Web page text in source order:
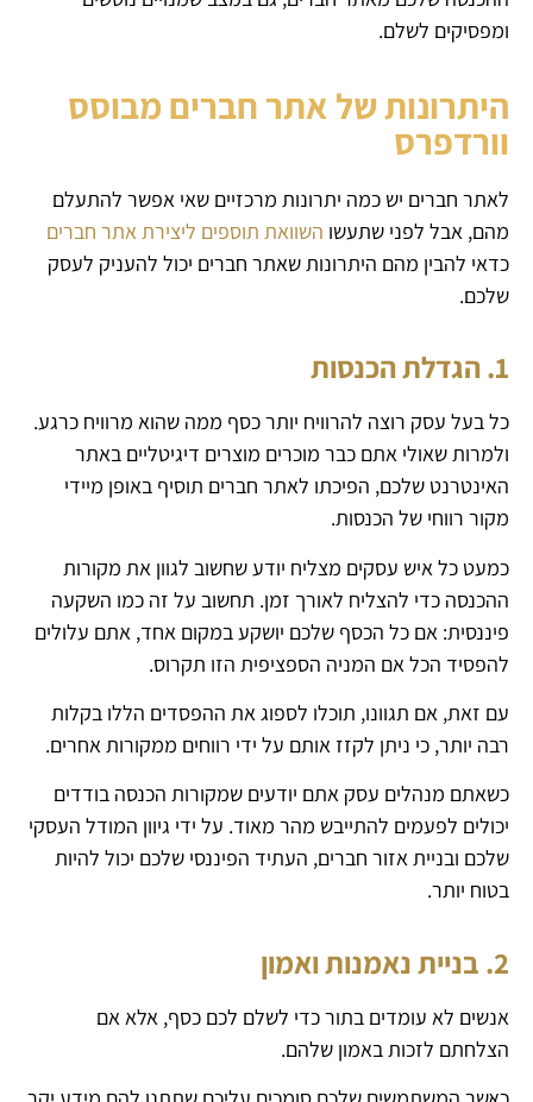
ומפסיקים לשלם.
היתרונות של אתר חברים מבוסס
וורדפרס
לאתר חברים יש כמה יתרונות מרכזיים שאי אפשר להתעלם
מהם, אבל לפני שתעשו השוואת תוספים ליצירת אתר חברים
כדאי להבין מהם היתרונות שאתר חברים יכול להעניק לעסק
שלכם.
1. הגדלת הכנסות
כל בעל עסק רוצה להרוויח יותר כסף ממה שהוא מרוויח כרגע.
ולמרות שאולי אתם כבר מוכרים מוצרים דיגיטליים באתר
האינטרנט שלכם, הפיכתו לאתר חברים תוסיף באופן מיידי
מקור רווחי של הכנסות.
כמעט כל איש עסקים מצליח יודע שחשוב לגוון את מקורות
ההכנסה כדי להצליח לאורך זמן. תחשוב על זה כמו השקעה
פיננסית: אם כל הכסף שלכם יושקע במקום אחד, אתם עלולים
להפסיד הכל אם המניה הספציפית הזו תקרוס.
עם זאת, אם תגוונו, תוכלו לספוג את ההפסדים הללו בקלות
רבה יותר, כי ניתן לקזז אותם על ידי רווחים ממקורות אחרים.
כשאתם מנהלים עסק אתם יודעים שמקורות הכנסה בודדים
יכולים לפעמים להתייבש מהר מאוד. על ידי גיוון המודל העסקי
שלכם ובניית אזור חברים, העתיד הפיננסי שלכם יכול להיות
בטוח יותר.
2. בניית נאמנות ואמון
אנשים לא עומדים בתור כדי לשלם לכם כסף, אלא אם
הצלחתם לזכות באמון שלהם.